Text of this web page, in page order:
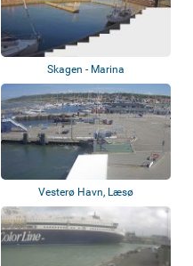
Skagen - Marina
Vesterø Havn, Læsø